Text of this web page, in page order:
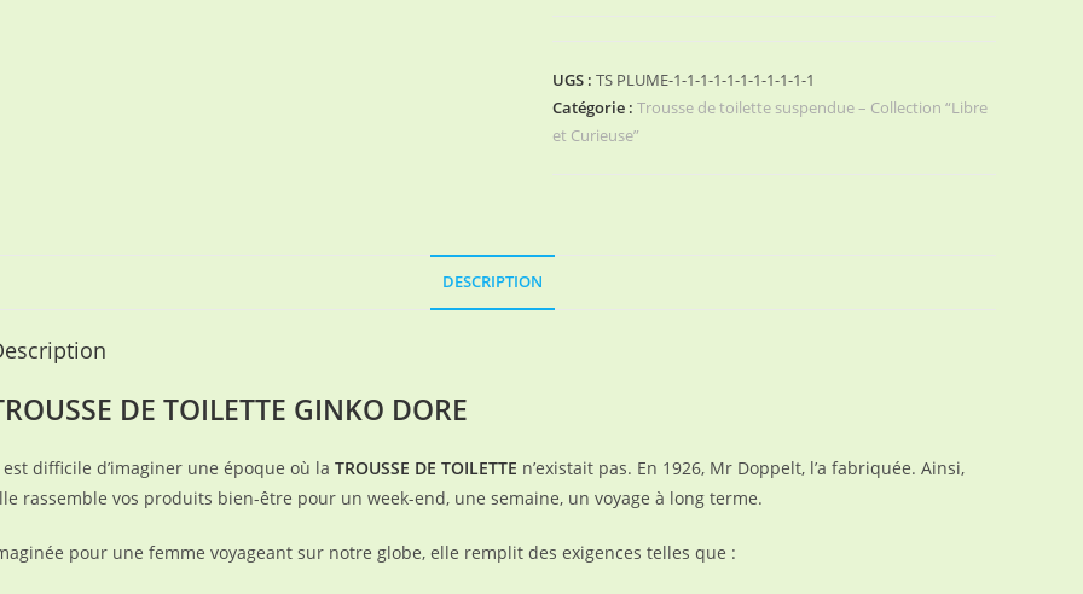
TOILETTE
GINKO
DORE
UGS :TS PLUME-1-1-1-1-1-1-1-1-1-1-1
Catégorie :Trousse de toilette suspendue – Collection “Libre
et Curieuse”
DESCRIPTION
DE TOILETTE GINKO DORE
difficile d’imaginer une époque où la TROUSSE DE TOILETTE n’existait pas. En 1926, Mr Doppelt, l’a fabriquée. Ainsi,
rassemble vos produits bien-être pour un week-end, une semaine, un voyage à long terme.
pour une femme voyageant sur notre globe, elle remplit des exigences telles que :